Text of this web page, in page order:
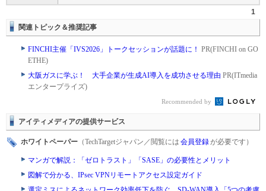
1
関連トピック＆推奨記事
FINCHI主催「IVS2026」トークセッションが話題に！ PR(FINCHI on GO
ETHE)
大阪ガスに学ぶ！ 大手企業が生成AI導入を成功させる理由 PR(ITmedia
エンタープライズ)
Recommended by
アイティメディアの提供サービス
ホワイトペーパー （TechTargetジャパン／閲覧には 会員登録が必要です）
マンガで解説：「ゼロトラスト」「SASE」の必要性とメリット
図解で分かる、IPsec VPNリモートアクセス設定ガイド